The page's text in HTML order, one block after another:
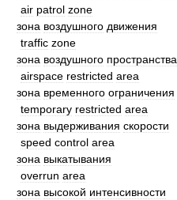
air patrol zone
зона воздушного движения
traffic zone
зона воздушного пространства
airspace restricted area
зона временного ограничения
temporary restricted area
зона выдерживания скорости
speed control area
зона выкатывания
overrun area
зона высокой интенсивности